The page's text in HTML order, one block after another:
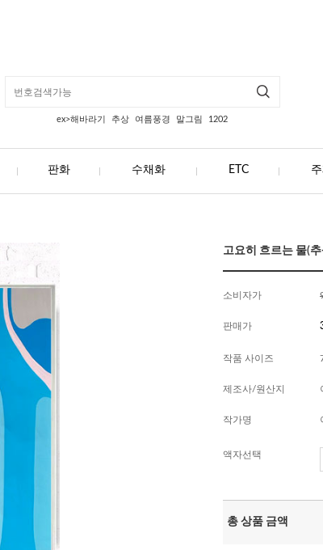
ex>해바라기 추상 여름풍경 말그림 1202
판화 수채화 ETC
고요히 흐르는 물(
소비자가
판매가
작품 사이즈
제조사/원산지
작가명
액자선택
총 상품 금액